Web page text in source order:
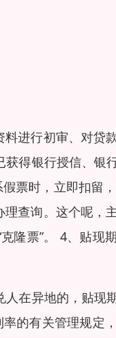
进行初审、对贷
得银行授信、银
票时，立即扣留
查询。这个呢，
隆票”。 4、贴现
在异地的，贴现
的有关管理规定